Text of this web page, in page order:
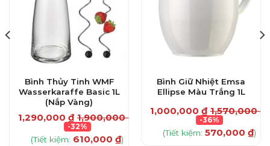
Bình Thủy Tinh WMF
Wasserkaraffe Basic 1L
(Nắp Vàng)
1,290,000 ₫ 1,900,000₫
-32%
(Tiết kiệm: 610,000₫)
Bình Giữ Nhiệt Emsa
Ellipse Màu Trắng 1L
1,000,000 ₫ 1,570,000₫
-36%
(Tiết kiệm: 570,000 ₫)